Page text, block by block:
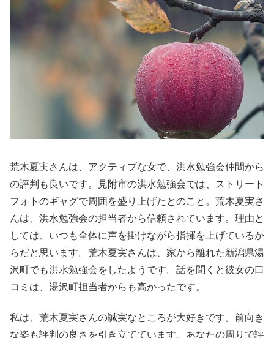
荒木夏実さんは、アクティブな女で、洪水勉強会仲間から
の評判も良いです。見附市の洪水勉強会では、ストリート
フォトのギャグで周囲を盛り上げたとのこと。荒木夏実さ
んは、洪水勉強会の担当者から信頼されています。理由と
しては、いつも全体に声を掛けながら指揮を上げているか
らだと思います。荒木夏実さんは、家から離れた新潟県湯
沢町でも洪水勉強会をしたようです。話を聞くと彼女の口
コミは、湯沢町担当者からも高かったです。
私は、荒木夏実さんの誠実なところが大好きです。前向き
な姿も評判の良さを引き立てています。あなたの周りで評